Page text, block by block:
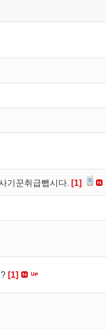
기꾼취급뺍시다. [1]
[1]